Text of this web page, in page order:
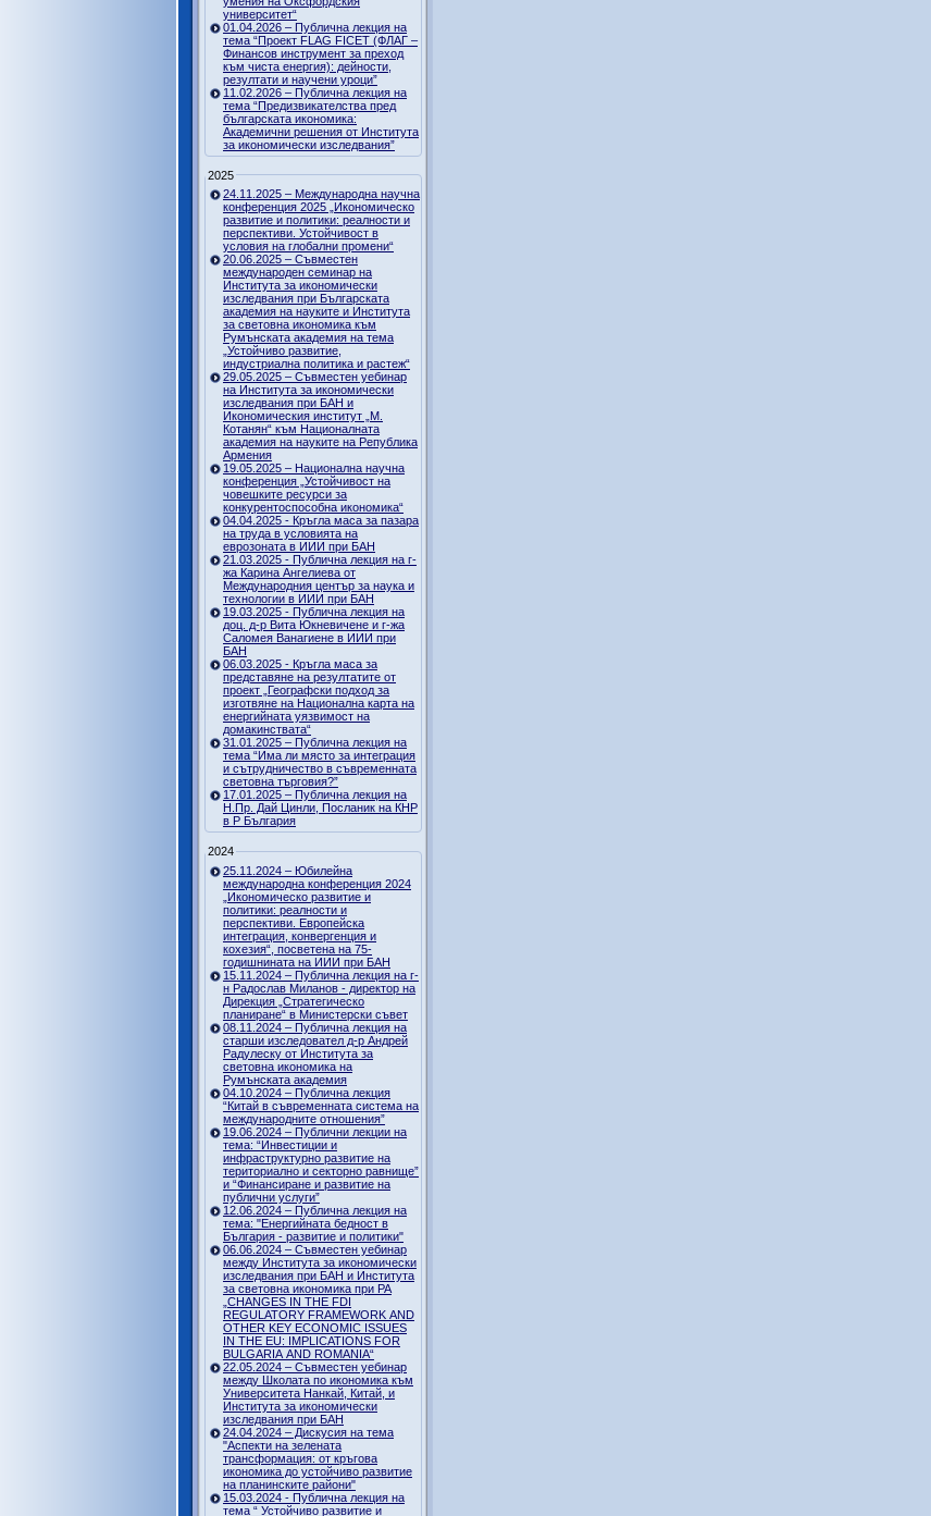
университет“
01.04.2026 – Публична лекция на
тема “Проект FLAG FICET (ФЛАГ –
Финансов инструмент за преход
към чиста енергия): дейности,
резултати и научени уроци”
11.02.2026 – Публична лекция на
тема “Предизвикателства пред
българската икономика:
Академични решения от Института
за икономически изследвания”
2025
24.11.2025 – Международна научна
конференция 2025 „Икономическо
развитие и политики: реалности и
перспективи. Устойчивост в
условия на глобални промени“
20.06.2025 – Съвместен
международен семинар на
Института за икономически
изследвания при Българската
академия на науките и Института
за световна икономика към
Румънската академия на тема
„Устойчиво развитие,
индустриална политика и растеж“
29.05.2025 – Съвместен уебинар
на Института за икономически
изследвания при БАН и
Икономическия институт „М.
Котанян“ към Националната
академия на науките на Република
Армения
19.05.2025 – Национална научна
конференция „Устойчивост на
човешките ресурси за
конкурентоспособна икономика“
04.04.2025 - Кръгла маса за пазара
на труда в условията на
еврозоната в ИИИ при БАН
21.03.2025 - Публична лекция на г-
жа Карина Ангелиева от
Международния център за наука и
технологии в ИИИ при БАН
19.03.2025 - Публична лекция на
доц. д-р Вита Юкневичене и г-жа
Саломея Ванагиене в ИИИ при
БАН
06.03.2025 - Кръгла маса за
представяне на резултатите от
проект „Географски подход за
изготвяне на Национална карта на
енергийната уязвимост на
домакинствата“
31.01.2025 – Публична лекция на
тема “Има ли място за интеграция
и сътрудничество в съвременната
световна търговия?”
17.01.2025 – Публична лекция на
Н.Пр. Дай Цинли, Посланик на КНР
в Р България
2024
25.11.2024 – Юбилейна
международна конференция 2024
„Икономическо развитие и
политики: реалности и
перспективи. Европейска
интеграция, конвергенция и
кохезия“, посветена на 75-
годишнината на ИИИ при БАН
15.11.2024 – Публична лекция на г-
н Радослав Миланов - директор на
Дирекция „Стратегическо
планиране“ в Министерски съвет
08.11.2024 – Публична лекция на
старши изследовател д-р Андрей
Радулеску от Института за
световна икономика на
Румънската академия
04.10.2024 – Публична лекция
“Китай в съвременната система на
международните отношения”
19.06.2024 – Публични лекции на
тема: “Инвестиции и
инфраструктурно развитие на
териториално и секторно равнище”
и “Финансиране и развитие на
публични услуги”
12.06.2024 – Публична лекция на
тема: "Енергийната бедност в
България - развитие и политики"
06.06.2024 – Съвместен уебинар
между Института за икономически
изследвания при БАН и Института
за световна икономика при РА
„CHANGES IN THE FDI
REGULATORY FRAMEWORK AND
OTHER KEY ECONOMIC ISSUES
IN THE EU: IMPLICATIONS FOR
BULGARIA AND ROMANIA“
22.05.2024 – Съвместен уебинар
между Школата по икономика към
Университета Нанкай, Китай, и
Института за икономически
изследвания при БАН
24.04.2024 – Дискусия на тема
"Аспекти на зелената
трансформация: от кръгова
икономика до устойчиво развитие
на планинските райони"
15.03.2024 - Публична лекция на
тема “ Устойчиво развитие и